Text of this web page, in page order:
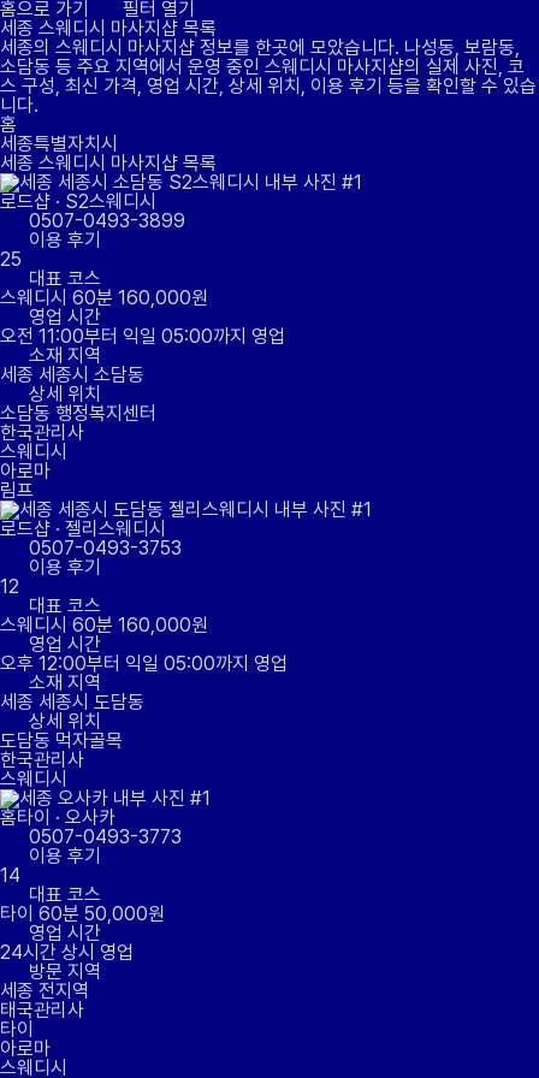
홈으로 가기
필터 열기
세종 스웨디시 마사지샵 목록
세종의 스웨디시 마사지샵 정보를 한곳에 모았습니다. 나성동, 보람동,
소담동 등 주요 지역에서 운영 중인 스웨디시 마사지샵의 실제 사진, 코
스 구성, 최신 가격, 영업 시간, 상세 위치, 이용 후기 등을 확인할 수 있습
니다.
홈
세종특별자치시
세종 스웨디시 마사지샵 목록
로드샵 · S2스웨디시
0507-0493-3899
이용 후기
25
대표 코스
스웨디시 60분 160,000원
영업 시간
오전 11:00부터 익일 05:00까지 영업
소재 지역
세종 세종시 소담동
상세 위치
소담동 행정복지센터
한국관리사
스웨디시
아로마
림프
로드샵 · 젤리스웨디시
0507-0493-3753
이용 후기
12
대표 코스
스웨디시 60분 160,000원
영업 시간
오후 12:00부터 익일 05:00까지 영업
소재 지역
세종 세종시 도담동
상세 위치
도담동 먹자골목
한국관리사
스웨디시
홈타이 · 오사카
0507-0493-3773
이용 후기
14
대표 코스
타이 60분 50,000원
영업 시간
24시간 상시 영업
방문 지역
세종 전지역
태국관리사
타이
아로마
스웨디시